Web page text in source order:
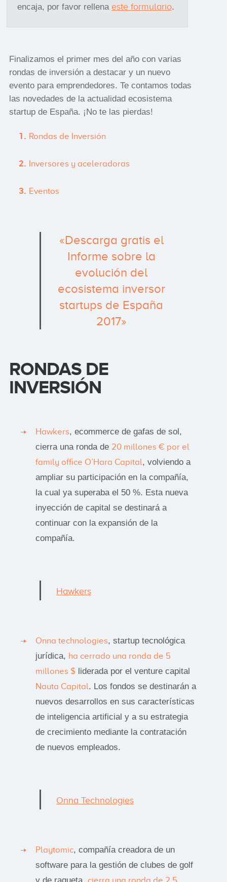
encaja, por favor rellena este formulario.
Finalizamos el primer mes del año con varias
rondas de inversión a destacar y un nuevo
evento para emprendedores. Te contamos todas
las novedades de la actualidad ecosistema
startup de España. ¡No te las pierdas!
Rondas de Inversión
Inversores y aceleradoras
Eventos
«Descarga gratis el
Informe sobre la
evolución del
ecosistema inversor
startups de España
2017»
RONDAS DE
INVERSIÓN
Hawkers, ecommerce de gafas de sol,
cierra una ronda de 20 millones € por el
family office O’Hara Capital, volviendo a
ampliar su participación en la compañía,
la cual ya superaba el 50 %. Esta nueva
inyección de capital se destinará a
continuar con la expansión de la
compañía.
Hawkers
Onna technologies, startup tecnológica
jurídica, ha cerrado una ronda de 5
millones $liderada por el venture capital
Nauta Capital. Los fondos se destinarán a
nuevos desarrollos en sus características
de inteligencia artificial y a su estrategia
de crecimiento mediante la contratación
de nuevos empleados.
Onna Technologies
Playtomic, compañía creadora de un
software para la gestión de clubes de golf